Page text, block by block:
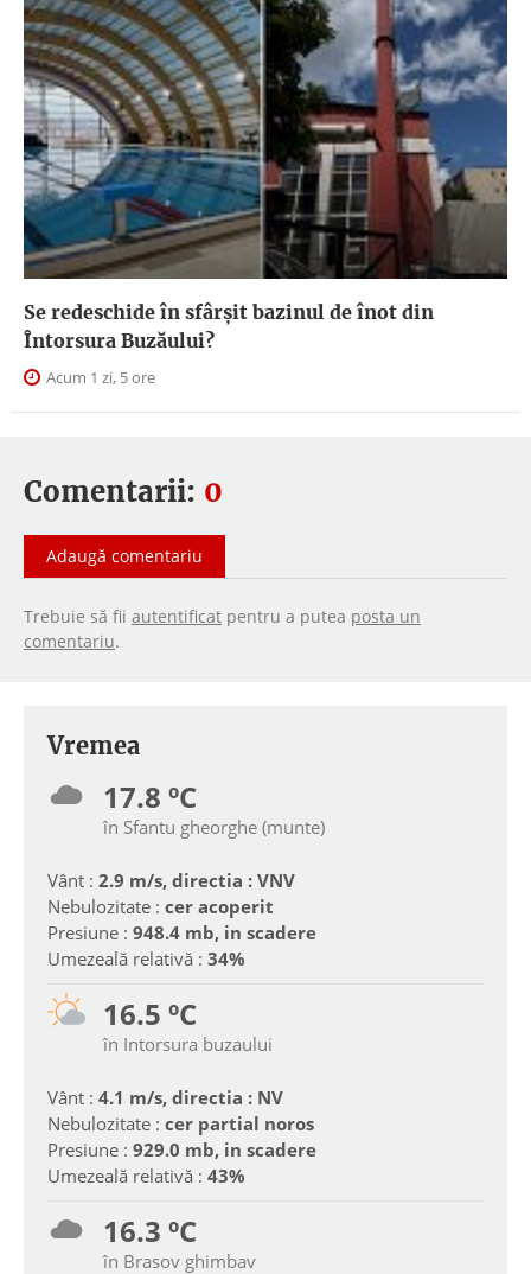
Se redeschide în sfârșit bazinul de înot din
Întorsura Buzăului?
Acum 1 zi, 5 ore
Comentarii: 0
Adaugă comentariu
Trebuie să fii autentificat pentru a putea posta un
comentariu.
Vremea
17.8 ºC
în Sfantu gheorghe (munte)
Vânt : 2.9 m/s, directia : VNV
Nebulozitate : cer acoperit
Presiune : 948.4 mb, in scadere
Umezeală relativă : 34%
16.5 ºC
în Intorsura buzaului
Vânt : 4.1 m/s, directia : NV
Nebulozitate : cer partial noros
Presiune : 929.0 mb, in scadere
Umezeală relativă : 43%
16.3 ºC
în Brasov ghimbav